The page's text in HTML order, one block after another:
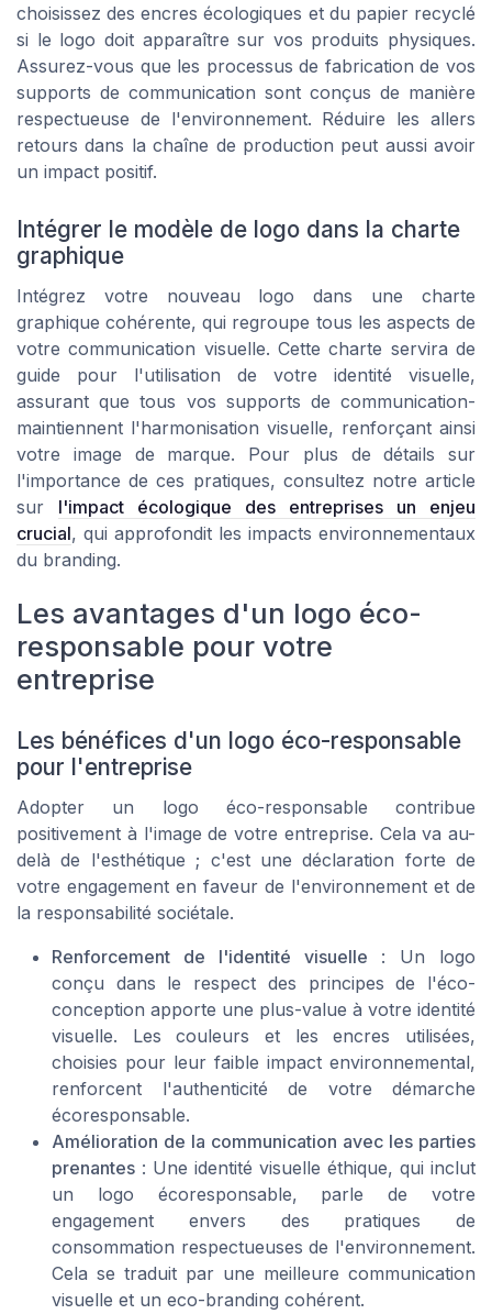
choisissez des encres écologiques et du papier recyclé
si le logo doit apparaître sur vos produits physiques.
Assurez-vous que les processus de fabrication de vos
supports de communication sont conçus de manière
respectueuse de l'environnement. Réduire les allers
retours dans la chaîne de production peut aussi avoir
un impact positif.
Intégrer le modèle de logo dans la charte
graphique
Intégrez votre nouveau logo dans une charte
graphique cohérente, qui regroupe tous les aspects de
votre communication visuelle. Cette charte servira de
guide pour l'utilisation de votre identité visuelle,
assurant que tous vos supports de communication-
maintiennent l'harmonisation visuelle, renforçant ainsi
votre image de marque. Pour plus de détails sur
l'importance de ces pratiques, consultez notre article
sur l'impact écologique des entreprises un enjeu
crucial, qui approfondit les impacts environnementaux
du branding.
Les avantages d'un logo éco-
responsable pour votre
entreprise
Les bénéfices d'un logo éco-responsable
pour l'entreprise
Adopter un logo éco-responsable contribue
positivement à l'image de votre entreprise. Cela va au-
delà de l'esthétique ; c'est une déclaration forte de
votre engagement en faveur de l'environnement et de
la responsabilité sociétale.
Renforcement de l'identité visuelle : Un logo
conçu dans le respect des principes de l'éco-
conception apporte une plus-value à votre identité
visuelle. Les couleurs et les encres utilisées,
choisies pour leur faible impact environnemental,
renforcent l'authenticité de votre démarche
écoresponsable.
Amélioration de la communication avec les parties
prenantes : Une identité visuelle éthique, qui inclut
un logo écoresponsable, parle de votre
engagement envers des pratiques de
consommation respectueuses de l'environnement.
Cela se traduit par une meilleure communication
visuelle et un eco-branding cohérent.